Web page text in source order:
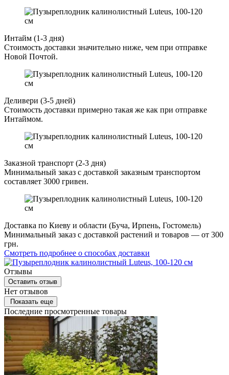
Интайм (1-3 дня)
Стоимость доставки значительно ниже, чем при отправке
Новой Почтой.
Деливери (3-5 дней)
Стоимость доставки примерно такая же как при отправке
Интаймом.
Заказной транспорт (2-3 дня)
Минимальный заказ с доставкой заказным транспортом
составляет 3000 гривен.
Доставка по Киеву и области (Буча, Ирпень, Гостомель)
Минимальный заказ с доставкой растений и товаров — от 300
грн.
Смотреть подробнее о способах доставки
Отзывы
Оставить отзыв
Нет отзывов
Показать еще
Последние просмотренные товары